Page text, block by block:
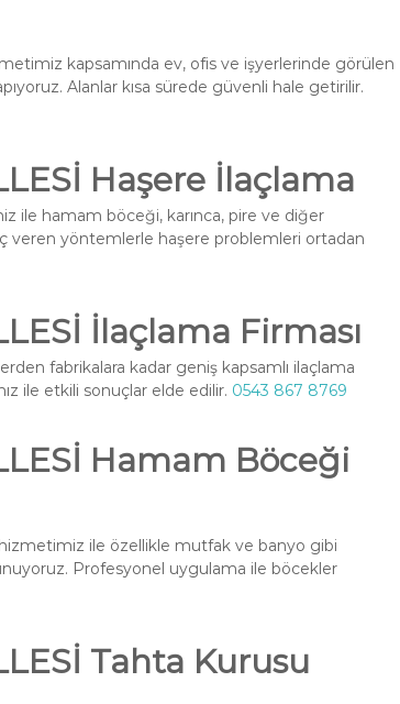
kapsamında ev, ofis ve işyerlerinde görülen
Alanlar kısa sürede güvenli hale getirilir.
Haşere İlaçlama
ile hamam böceği, karınca, pire ve diğer
veren yöntemlerle haşere problemleri ortadan
İlaçlama Firması
fabrikalara kadar geniş kapsamlı ilaçlama
ile etkili sonuçlar elde edilir. 0543 867 8769
Hamam Böceği
hizmetimiz ile özellikle mutfak ve banyo gibi
Profesyonel uygulama ile böcekler
Tahta Kurusu